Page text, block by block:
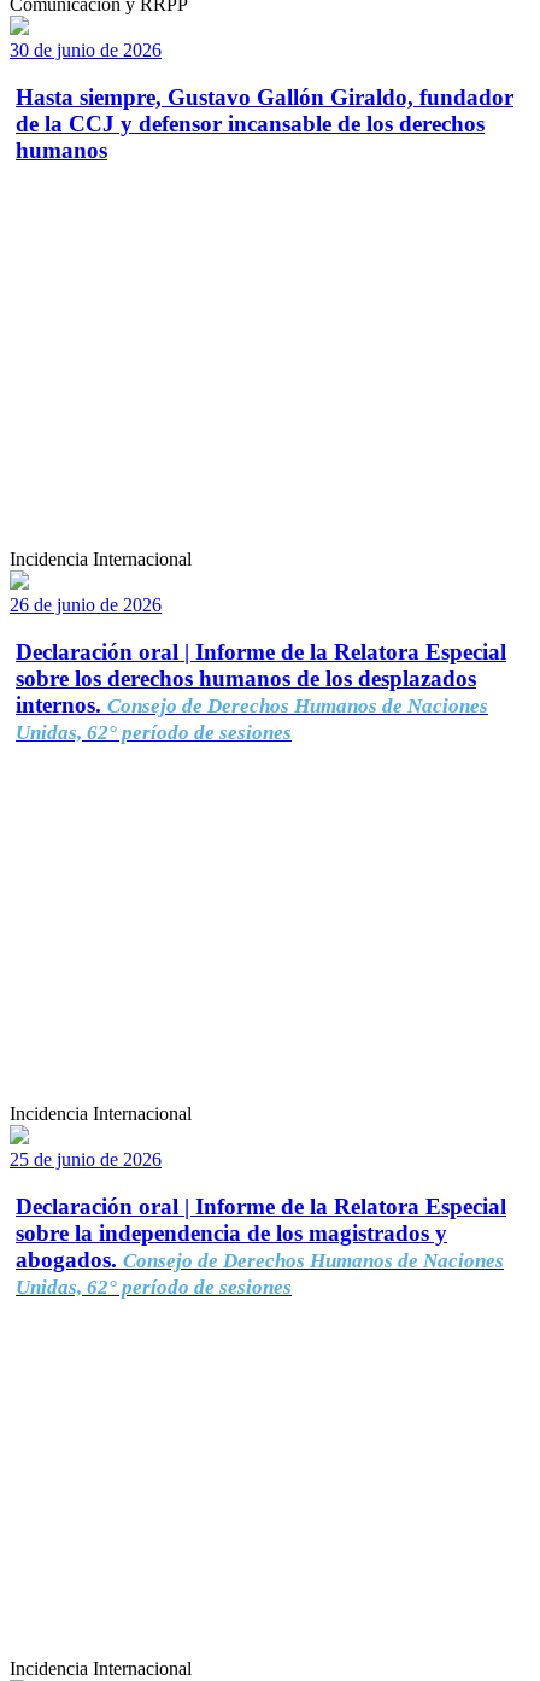
Comunicación y RRPP
30 de junio de 2026
Hasta siempre, Gustavo Gallón Giraldo, fundador
de la CCJ y defensor incansable de los derechos
humanos
Incidencia Internacional
26 de junio de 2026
Declaración oral | Informe de la Relatora Especial
sobre los derechos humanos de los desplazados
internos. Consejo de Derechos Humanos de Naciones
Unidas, 62° período de sesiones
Incidencia Internacional
25 de junio de 2026
Declaración oral | Informe de la Relatora Especial
sobre la independencia de los magistrados y
abogados. Consejo de Derechos Humanos de Naciones
Unidas, 62° período de sesiones
Incidencia Internacional